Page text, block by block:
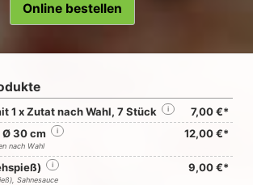
Online bestellen
1 x Zutat nach Wahl, 7 Stück i
7,00 €*
Ø 30 cm
i 12,00 €*
nach Wahl
i 9,00 €*
Sahnesauce